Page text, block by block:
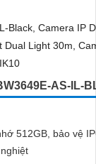
AS-IL-
512GB, bảo vệ